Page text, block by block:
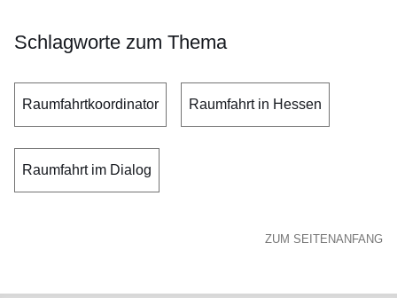
Schlagworte zum Thema
Raumfahrtkoordinator Raumfahrt in Hessen
Raumfahrt im Dialog
ZUM SEITENANFANG